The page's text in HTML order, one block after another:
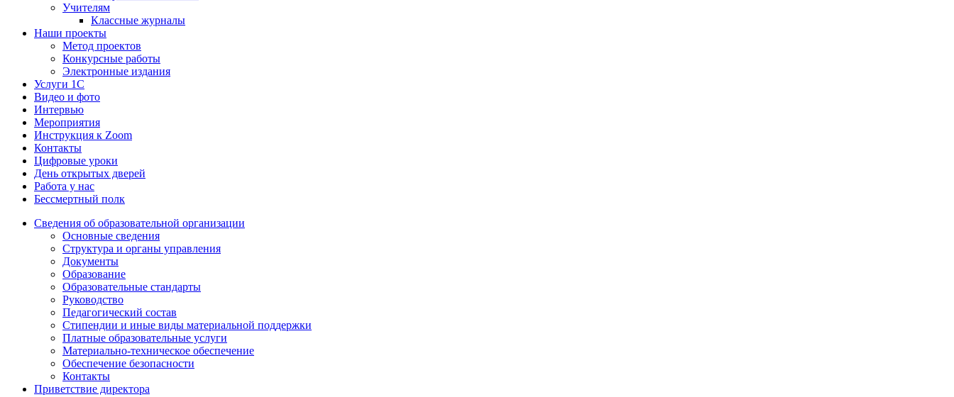
Учителям
Классные журналы
Наши проекты
Метод проектов
Конкурсные работы
Электронные издания
Услуги 1C
Видео и фото
Интервью
Мероприятия
Инструкция к Zoom
Контакты
Цифровые уроки
День открытых дверей
Работа у нас
Бессмертный полк
Сведения об образовательной организации
Основные сведения
Структура и органы управления
Документы
Образование
Образовательные стандарты
Руководство
Педагогический состав
Стипендии и иные виды материальной поддержки
Платные образовательные услуги
Материально-техническое обеспечение
Обеспечение безопасности
Контакты
Приветствие директора